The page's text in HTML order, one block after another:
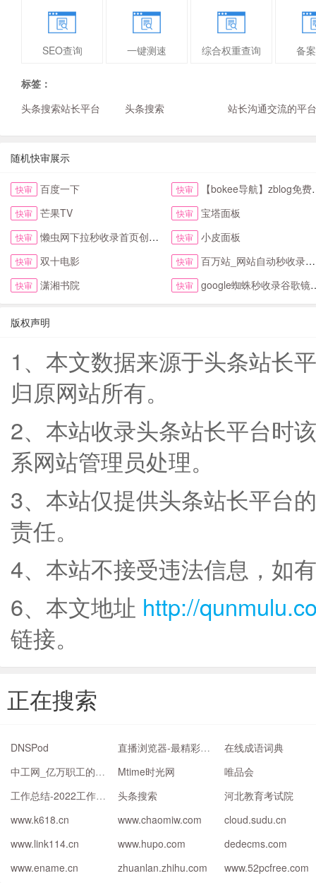
SEO查询 一键测速 综合权重查询 备
标签：
头条搜索站长平台
头条搜索 站长沟通交流的平
随机快审展示
快审 百度一下 快审 【bokee导航】zblog免费自动收录检查反链
快审 芒果TV 快审 宝塔面板
快审 懒虫网下拉秒收录首页创新123网址导航首页 快审 小皮面板
快审 双十电影 快审 百万站_网站自动秒收录与提交入口首页
快审 潇湘书院 快审 google蜘蛛秒收录谷歌镜像访问助手首页
版权声明
1、本文数据来源于头条站长
归原网站所有。
2、本站收录头条站长平台时
系网站管理员处理。
3、本站仅提供头条站长平台
责任。
4、本站不接受违法信息，如
6、本文地址 http://
链接。
正在搜索
DNSPod 直播浏览器-最精彩的体育娱乐直播平台
在线成语词典
中工网_亿万职工的网上家园
Mtime时光网
唯品会
工作总结-2022工作总结范文模板大全
头条搜索
河北教育考试院
www.k618.cn
www.chaomiw.com
cloud.sudu.cn
www.link114.cn
www.hupo.com
dedecms.com
www.ename.cn
zhuanlan.zhihu.com www.52pcfree.com